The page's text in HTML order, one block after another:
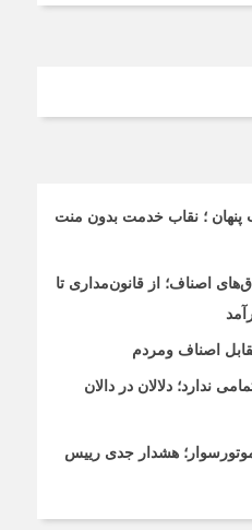
پنهان ؛ نقاب خدمت بدون منت
اصناف؛ از قانون‌مداری تا
اصناف ومردم
ندارد؛ دلالان در دالان
موتورسوار؛ هشدار جدی رییس